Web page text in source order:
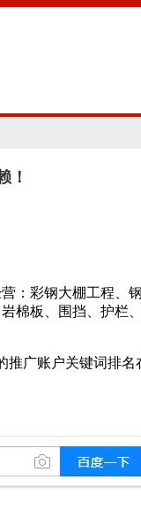
！
：彩钢大棚工程、
棉板、围挡、护栏
广账户关键词排名